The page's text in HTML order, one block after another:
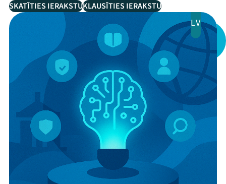
SKATĪTIES IERAKSTUKLAUSĪTIES IERAKSTU
LV